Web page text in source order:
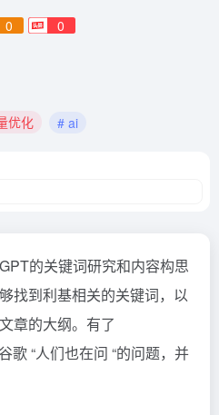
0 0
优化 # ai
的关键词研究和内容构思
找到利基相关的关键词，以
章的大纲。有了
歌 “人们也在问 “的问题，并